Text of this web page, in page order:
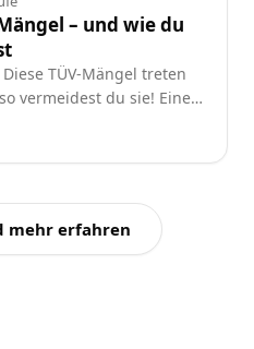
– und wie du
TÜV-Mängel treten
vermeidest du sie! Eine
Autofahrer.
mehr erfahren